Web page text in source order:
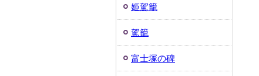
姫駕籠
駕籠
富士塚の碑